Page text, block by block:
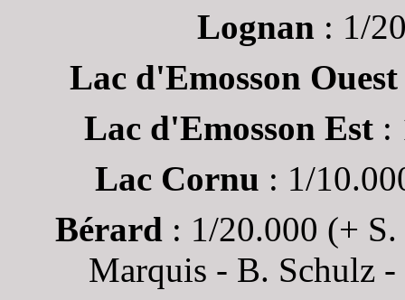
Lognan : 1/
Lac d'Emosson Ouest
Lac d'Emosson Est :
Lac Cornu : 1/
Bérard : 1/20.000 (+
Marquis - B. Schulz